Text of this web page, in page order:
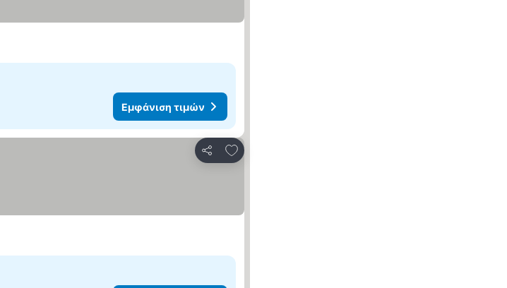
Εμφάνιση τιμών
Κοινοποίηση
Προσθήκη στα αγαπημένα